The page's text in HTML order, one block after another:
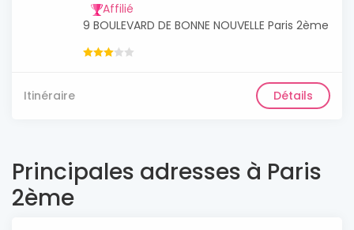
Affilié
9 BOULEVARD DE BONNE NOUVELLE Paris 2ème
Itinéraire Détails
Principales adresses à Paris
2ème